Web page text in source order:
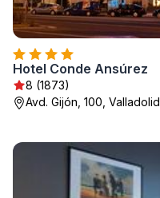
Hotel Conde Ansúrez
8 (1873)
Avd. Gijón, 100, Valladolid